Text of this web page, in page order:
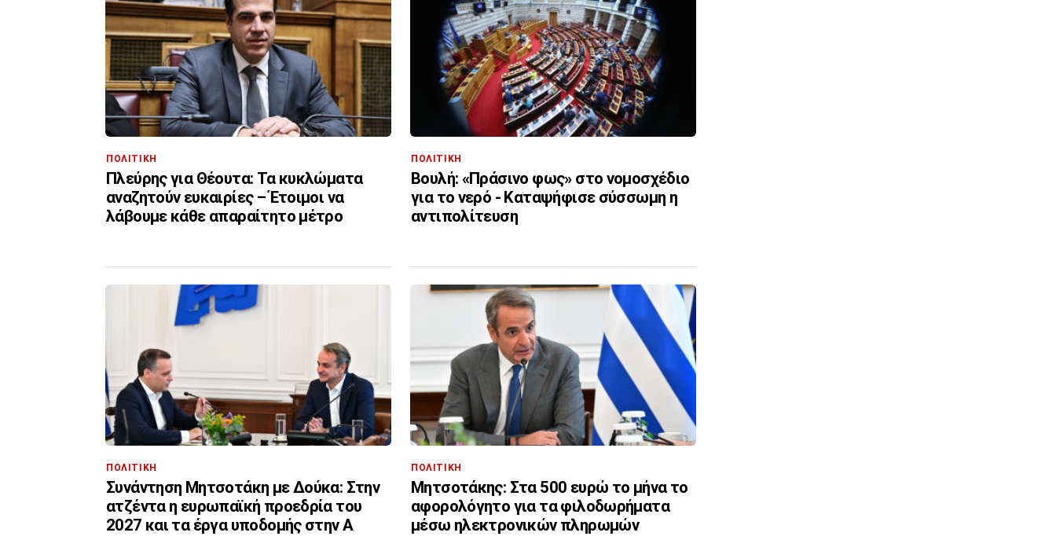
ΠΟΛΙΤΙΚΗ
Πλεύρης για Θέουτα: Τα κυκλώματα
αναζητούν ευκαιρίες – Έτοιμοι να
λάβουμε κάθε απαραίτητο μέτρο
ΠΟΛΙΤΙΚΗ
Βουλή: «Πράσινο φως» στο νομοσχέδιο
για το νερό - Καταψήφισε σύσσωμη η
αντιπολίτευση
ΠΟΛΙΤΙΚΗ
Συνάντηση Μητσοτάκη με Δούκα: Στην
ατζέντα η ευρωπαϊκή προεδρία του
2027 και τα έργα υποδομής στην Α
ΠΟΛΙΤΙΚΗ
Μητσοτάκης: Στα 500 ευρώ το μήνα το
αφορολόγητο για τα φιλοδωρήματα
μέσω ηλεκτρονικών πληρωμών